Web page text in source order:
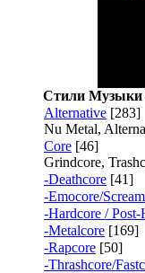
Стили Музыки
Alternative [283]
Nu Metal,
Core [46]
Grindcore,
-Deathcore [41]
-Emocore/
-Hardcore / Post-
-Metalcore [169]
-Rapcore [50]
-Thrashcore/